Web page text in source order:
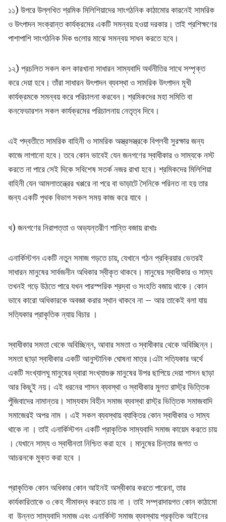
১১) উপরে উল্লখিত শ্রমিক মিলিশিয়াদের সাংগঠনিক কাঠামোর কারনেই সামরিক
ও উৎপাদন সংক্রান্ত কার্যক্রমের একটি সমন্বয় হওয়া দরকার। তাই প্রশিক্ষণের
পাশাপাশি সাংগঠনিক দিক গুলোর মাঝে সমন্বয় সাধন করতে হবে।
১২) প্রচলিত সকল কল কারখানা সাধারন সাম্যবাদি অর্থনীতির সাথে সম্পৃক্ত
করে দেয়া হবে। তাঁরা সাধারন উৎপাদন ব্যবস্থা ও সামরিক উৎপাদন মূখী
কার্যক্রমকে সমন্বয় করে পরিচালনা করবেন। শ্রমিকদের মহা সমিতি বা
কনফেডারশন সকল কার্যক্রমের পরিচালনায় নেতৃত্ব দিবে।
এই পদ্বতীতে সামরিক বাহিনী ও সামরিক অস্ত্রসস্ত্রকে বিপ্লবী সুরক্ষার জন্য
কাজে লাগানো হবে। তবে কোন ভাবেই যেন জনগণের স্বাধীকার ও সাম্যকে নস্ট
করতে না পারে সেই দিকে সবিশেষ সতর্ক নজর রাখা হবে। শ্রমিকদের মিলিশিয়া
বাহিনী যেন আমলাতন্ত্রের খপ্পরে না পরে বা ভাড়াটে সৈনিকে পরিনত না হয় তার
জন্য একটি পৃথক বিভাগ সকল সময় কাজ করে যাবে ।
খ) জনগণের নিরাপত্তা ও অভ্যন্তরীণ শান্তি বজায় রাখাঃ
এনার্কিস্টগন একটি নতুন সমাজ গড়তে চায়, যেখানে গঠন প্রক্রিয়ার ভেতরই
সাধারন মানুষের সার্বজনীন অধিকার স্বীকৃত থাকবে। মানুষের স্বাধীকার ও সাম্য
তখনই গড়ে উঠতে পারে যখন পারস্পরিক শ্রদ্বা ও সংহতি বজায় থাকে। কোন
ভাবে কারো অধিকারকে অবজ্ঞা করার স্থান থাকবে না – আর তাকেই বলা যায়
সত্যিকার প্রাকৃতিক ন্যায় বিচার ।
স্বাধীকার সমতা থেকে অবিচ্ছিন্ন, আবার সমতা ও স্বাধীকার থেকে অবিচ্ছিন্ন।
সমতা ছাড়া স্বাধীকার একটি আনুস্টানিক ঘোষনা মাত্র।এটা সত্যিকার অর্থে
একটি সংখ্যালঘু মানুষের দ্বারা সংখ্যাগুরু মানুষের উপর ছাপিয়ে দেয়া শাসন ছাড়া
আর কিছুই নয়। এই ধরনের শাসন ব্যবস্থা ও স্বাধীকার মুলত রাস্ট্র ভিত্তিক
পুঁজিবাদের নামান্তর। সাম্যবাদ বিহীন সমাজ ব্যবস্থা রাস্ট্র ভিত্তিক সমাজবাদি
সমাজেরই অপর নাম । এই সকল ব্যবস্থায় ব্যাক্তির কোন স্বাধীকার ও সাম্য
থাকে না । তাই এনার্কিস্টগন একটি প্রাকৃতিক সাম্যবাদি সমাজ কায়েম করতে চায়
। যেখানে সাম্য ও স্বাধীনতা নিশ্চিত করা হবে । মানুষের চিন্তার জগত ও
আচরনকে মুক্ত করা হবে ।
প্রাকৃতিক কোন অধিকার কোন আইনই অস্বীকার করতে পারেনা, তার
কার্যকারিতাকে ও কেহ সীমাবদ্ব করতে চায় না । তাই সম্প্রাদায়গত কোন কাঠামো
বা উন্নত সাম্যবাদি সমাজ এবং এনার্কিস্ট সমাজ ব্যবস্থায় প্রকৃতিক আইনের